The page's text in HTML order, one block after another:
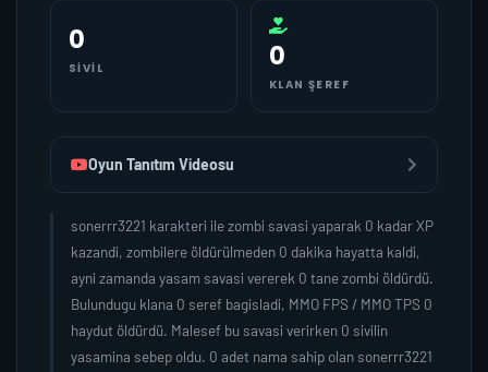
0
SIVIL 0
KLAN ŞEREF
Oyun Tanıtım Videosu
sonerrr3221 karakteri ile zombi savasi yaparak 0 kadar XP
kazandi, zombilere öldürülmeden 0 dakika hayatta kaldi,
ayni zamanda yasam savasi vererek 0 tane zombi öldürdü.
Bulundugu klana 0 seref bagisladi, MMO FPS / MMO TPS 0
haydut öldürdü. Malesef bu savasi verirken 0 sivilin
yasamina sebep oldu. 0 adet nama sahip olan sonerrr3221